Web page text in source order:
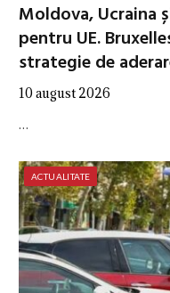
Moldova, Ucraina
pentru UE.
strategie de
10 august 2026
…
ACTUALITATE